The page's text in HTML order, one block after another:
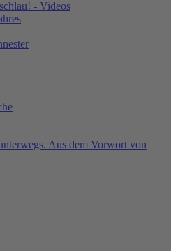
- Videos
Aus dem Vorwort von